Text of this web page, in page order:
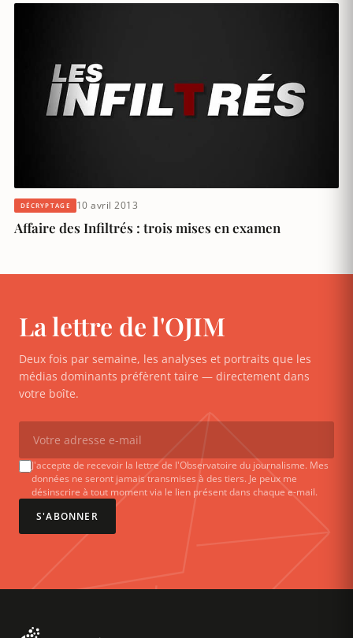
DÉCRYPTAGE 10 avril 2013
Affaire des Infiltrés : trois mises en examen
La lettre de l'OJIM
Deux fois par semaine, les analyses et portraits que les
médias dominants préfèrent taire — directement dans
votre boîte.
J'accepte de recevoir la lettre de l'Observatoire du journalisme. Mes
données ne seront jamais transmises à des tiers. Je peux me
désinscrire à tout moment via le lien présent dans chaque e-mail.
S'ABONNER